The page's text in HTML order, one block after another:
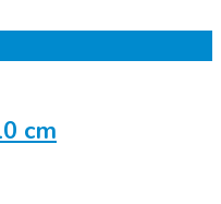
cm